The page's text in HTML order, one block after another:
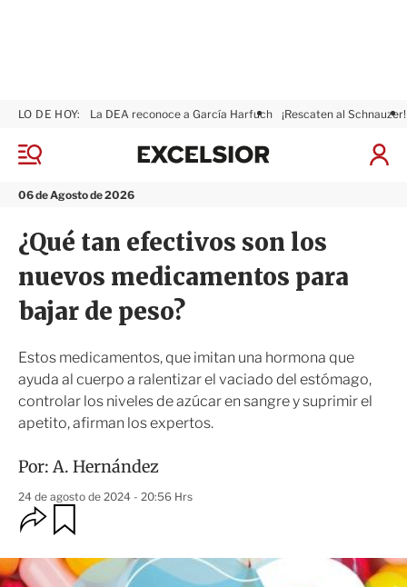
M
n
06 de Agosto de 2026
LO DE HOY: La DEA reconoce a García Harfuch ¡Rescaten al Schnauzer!
I
x
i
r
¿Qué tan efectivos son los
nuevos medicamentos para
bajar de peso?
Estos medicamentos, que imitan una hormona que
ayuda al cuerpo a ralentizar el vaciado del estómago,
controlar los niveles de azúcar en sangre y suprimir el
apetito, afirman los expertos.
Por:A. Hernández
24 de agosto de 2024 - 20:56 Hrs
O
p
i
r
d